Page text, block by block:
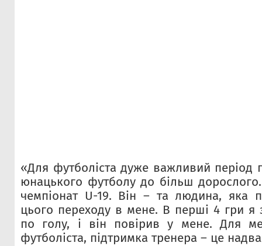
«Для футболіста дуже важливий період
юнацького футболу до більш дорослого.
чемпіонат U-19. Він – та людина, яка
цього переходу в мене. В перші 4 гри я
по голу, і він повірив у мене. Для
футболіста, підтримка тренера – це